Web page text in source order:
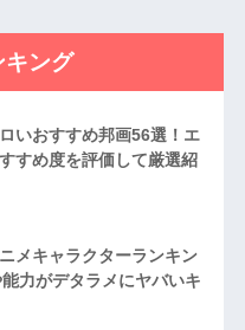
ング
いおすすめ邦画56選！エ
すめ度を評価して厳選紹
メキャラクターランキン
力がデタラメにヤバいキ